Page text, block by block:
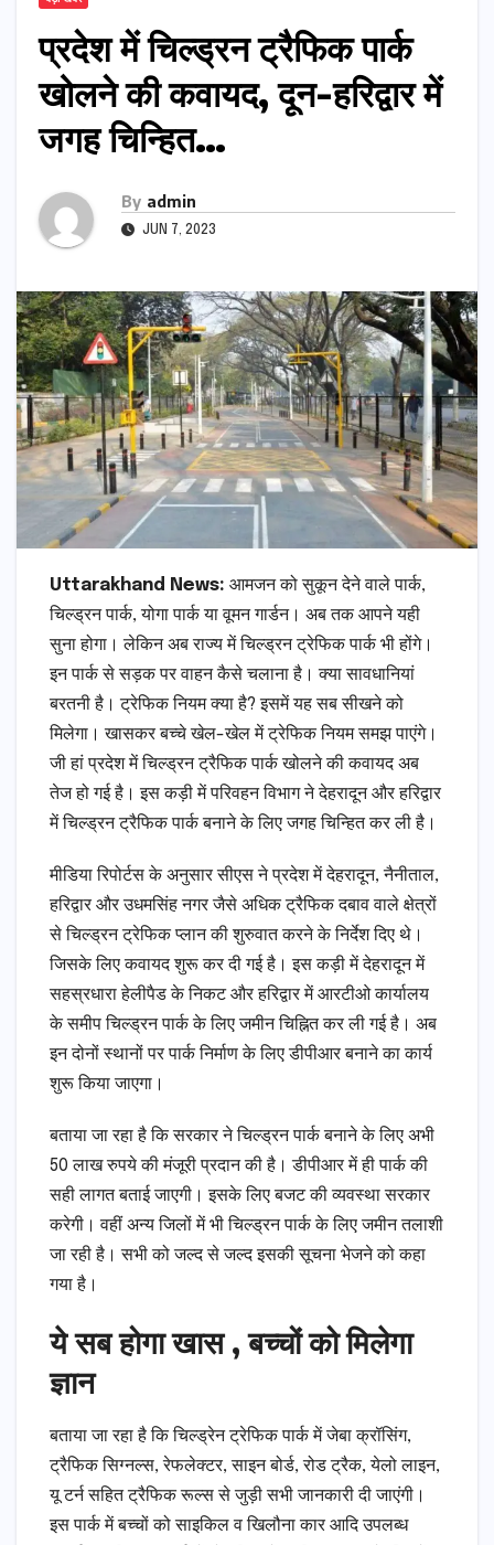
प्रदेश में चिल्ड्रन ट्रैफिक पार्क
खोलने की कवायद, दून-हरिद्वार में
जगह चिन्हित…
By admin
JUN 7, 2023
Uttarakhand News: आमजन को सुकून देने वाले पार्क,
चिल्ड्रन पार्क, योगा पार्क या वूमन गार्डन। अब तक आपने यही
सुना होगा। लेकिन अब राज्य में चिल्ड्रन ट्रेफिक पार्क भी होंगे।
इन पार्क से सड़क पर वाहन कैसे चलाना है। क्या सावधानियां
बरतनी है। ट्रेफिक नियम क्या है? इसमें यह सब सीखने को
मिलेगा। खासकर बच्चे खेल-खेल में ट्रेफिक नियम समझ पाएंगे।
जी हां प्रदेश में चिल्ड्रन ट्रैफिक पार्क खोलने की कवायद अब
तेज हो गई है। इस कड़ी में परिवहन विभाग ने देहरादून और हरिद्वार
में चिल्ड्रन ट्रैफिक पार्क बनाने के लिए जगह चिन्हित कर ली है।
मीडिया रिपोर्टस के अनुसार सीएस ने प्रदेश में देहरादून, नैनीताल,
हरिद्वार और उधमसिंह नगर जैसे अधिक ट्रैफिक दबाव वाले क्षेत्रों
से चिल्ड्रन ट्रेफिक प्लान की शुरुवात करने के निर्देश दिए थे।
जिसके लिए कवायद शुरू कर दी गई है। इस कड़ी में देहरादून में
सहस्रधारा हेलीपैड के निकट और हरिद्वार में आरटीओ कार्यालय
के समीप चिल्ड्रन पार्क के लिए जमीन चिह्नित कर ली गई है। अब
इन दोनों स्थानों पर पार्क निर्माण के लिए डीपीआर बनाने का कार्य
शुरू किया जाएगा।
बताया जा रहा है कि सरकार ने चिल्ड्रन पार्क बनाने के लिए अभी
50 लाख रुपये की मंजूरी प्रदान की है। डीपीआर में ही पार्क की
सही लागत बताई जाएगी। इसके लिए बजट की व्यवस्था सरकार
करेगी। वहीं अन्य जिलों में भी चिल्ड्रन पार्क के लिए जमीन तलाशी
जा रही है। सभी को जल्द से जल्द इसकी सूचना भेजने को कहा
गया है।
ये सब होगा खास , बच्चों को मिलेगा
ज्ञान
बताया जा रहा है कि चिल्ड्रेन ट्रेफिक पार्क में जेबा क्रॉसिंग,
ट्रैफिक सिग्नल्स, रेफलेक्टर, साइन बोर्ड, रोड ट्रैक, येलो लाइन,
यू टर्न सहित ट्रैफिक रूल्स से जुड़ी सभी जानकारी दी जाएंगी।
इस पार्क में बच्चों को साइकिल व खिलौना कार आदि उपलब्ध